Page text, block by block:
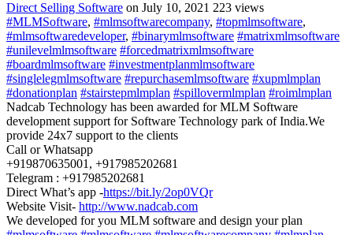
Direct Selling Software on July 10, 2021 223 views
#MLMSoftware, #mlmsoftwarecompany, #topmlmsoftware,
#mlmsoftwaredeveloper, #binarymlmsoftware #matrixmlmsoftware
#unilevelmlmsoftware #forcedmatrixmlmsoftware
#boardmlmsoftware #investmentplanmlmsoftware
#singlelegmlmsoftware #repurchasemlmsoftware #xupmlmplan
#donationplan #stairstepmlmplan #spillovermlmplan #roimlmplan
Nadcab Technology has been awarded for MLM Software
development support for Software Technology park of India.We
provide 24x7 support to the clients
Call or Whatsapp
+919870635001, +917985202681
Telegram : +917985202681
Direct What’s app -https://bit.ly/2op0VQr
Website Visit- http://www.nadcab.com
We developed for you MLM software and design your plan